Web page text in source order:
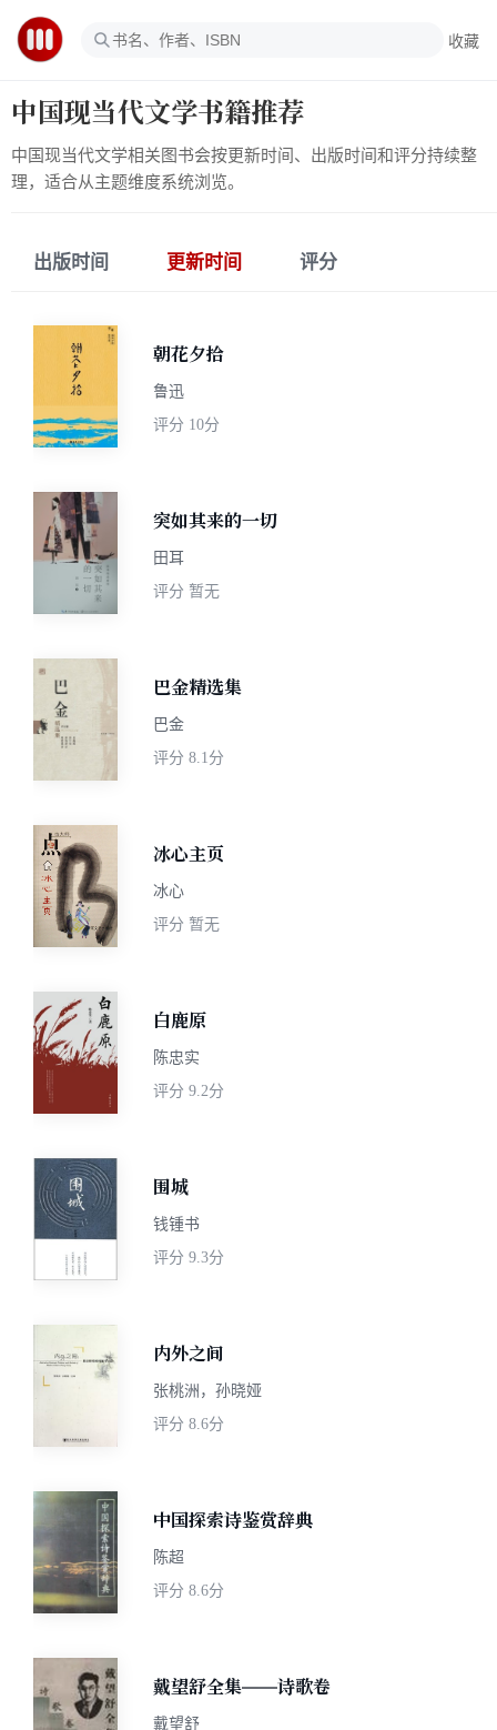
收藏
中国现当代文学书籍推荐
中国现当代文学相关图书会按更新时间、出版时间和评分持续整
理，适合从主题维度系统浏览。
出版时间 更新时间 评分
朝花夕拾
鲁迅
评分 10分
突如其来的一切
田耳
评分 暂无
巴金精选集
巴金
评分 8.1分
冰心主页
冰心
评分 暂无
白鹿原
陈忠实
评分 9.2分
围城
钱锺书
评分 9.3分
内外之间
张桃洲，孙晓娅
评分 8.6分
中国探索诗鉴赏辞典
陈超
评分 8.6分
戴望舒全集——诗歌卷
戴望舒